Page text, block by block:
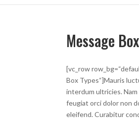
Message Box
[vc_row
Box Types“]Mauris
interdum ultricies.
feugiat orci dolor non
eleifend. Curabitur